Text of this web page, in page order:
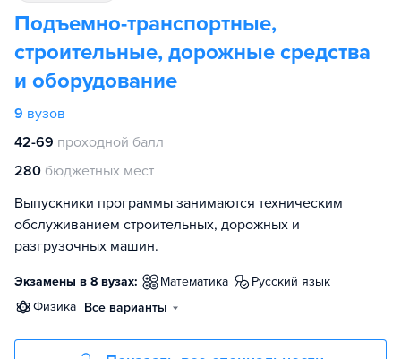
Подъемно-транспортные,
строительные, дорожные средства
и оборудование
9 вузов
42-69 проходной балл
280 бюджетных мест
Выпускники программы занимаются техническим
обслуживанием строительных, дорожных и
разгрузочных машин.
Экзамены в 8 вузах: математика
русский язык
физика Все варианты